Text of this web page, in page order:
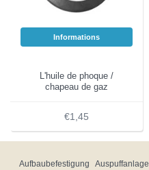
Informations
L'huile de phoque /
chapeau de gaz
€1,45
Aufbaubefestigung Auspuffanlage